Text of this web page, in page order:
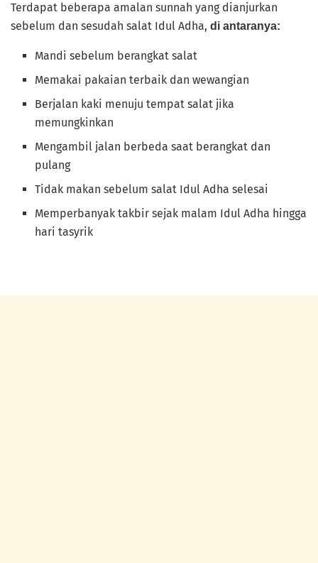
Terdapat beberapa amalan sunnah yang dianjurkan
sebelum dan sesudah salat Idul Adha, di antaranya:
Mandi sebelum berangkat salat
Memakai pakaian terbaik dan wewangian
Berjalan kaki menuju tempat salat jika
memungkinkan
Mengambil jalan berbeda saat berangkat dan
pulang
Tidak makan sebelum salat Idul Adha selesai
Memperbanyak takbir sejak malam Idul Adha hingga
hari tasyrik